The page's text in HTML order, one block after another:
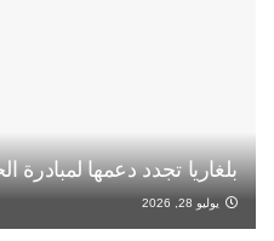
بلغاريا تجدد دعمها لمبادرة
يوليو 28, 2026